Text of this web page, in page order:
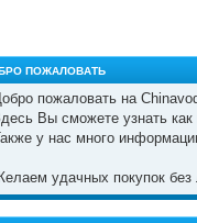
ПОЖАЛОВАТЬ
пожаловать на
Вы сможете узнать как
у нас много
удачных покупок без